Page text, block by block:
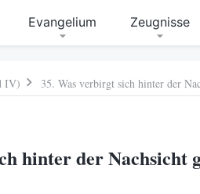
Evangelium Zeugnisse
IV) 35. Was verbirgt sich hinter der
hinter der Nachsicht